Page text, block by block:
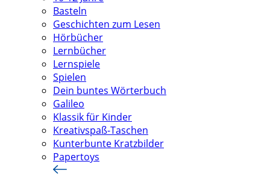
Basteln
Geschichten zum Lesen
Hörbücher
Lernbücher
Lernspiele
Spielen
Dein buntes Wörterbuch
Galileo
Klassik für Kinder
Kreativspaß-Taschen
Kunterbunte Kratzbilder
Papertoys